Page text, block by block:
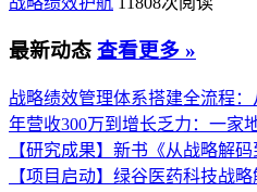
最新动态 查看更多 »
战略绩效管理体系搭建全流程
年营收300万到增长乏力：一家
【研究成果】新书《从战略解
【项目启动】绿谷医药科技战